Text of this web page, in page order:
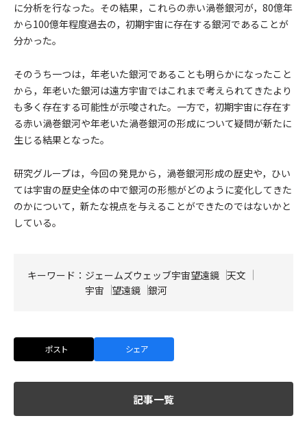
に分析を行なった。その結果，これらの赤い渦巻銀河が，80億年
から100億年程度過去の，初期宇宙に存在する銀河であることが
分かった。
そのうち一つは，年老いた銀河であることも明らかになったこと
から，年老いた銀河は遠方宇宙ではこれまで考えられてきたより
も多く存在する可能性が示唆された。一方で，初期宇宙に存在す
る赤い渦巻銀河や年老いた渦巻銀河の形成について疑問が新たに
生じる結果となった。
研究グループは，今回の発見から，渦巻銀河形成の歴史や，ひい
ては宇宙の歴史全体の中で銀河の形態がどのように変化してきた
のかについて，新たな視点を与えることができたのではないかと
している。
キーワード： ジェームズウェッブ宇宙望遠鏡 天文
宇宙
望遠鏡 銀河
ポスト シェア
記事一覧